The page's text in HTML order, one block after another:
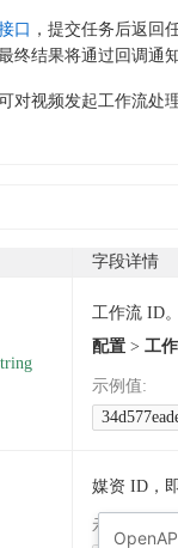
口 ，提交任务后返回
终结果将通过回调通
对视频发起工作流处
字段详情
工作流 ID
配置 > 工
示例值:
媒资 ID，
示例值